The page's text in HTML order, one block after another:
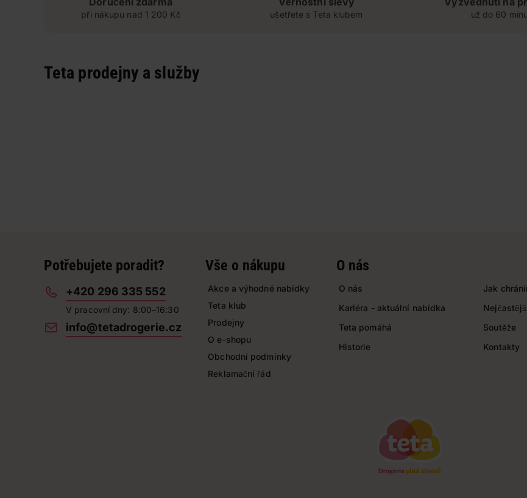
při nákupu nad 1 200 Kč ušetřete s Teta klubem už do 60
Teta prodejny a služby
Potřebujete poradit?
+420 296 335 552
V pracovní dny: 8:00–16:30
info@tetadrogerie.cz
Vše o nákupu
Akce a výhodné nabídky
Teta klub
Prodejny
O e-shopu
Obchodní podmínky
Reklamační řád
O nás
O nás
Kariéra - aktuální nabídka
Teta pomáhá
Historie
Jak
Soutěže
Kontakty